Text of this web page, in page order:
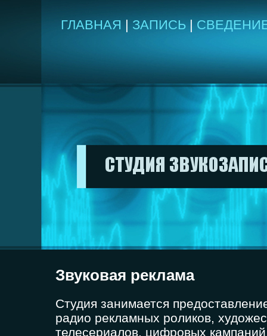
ГЛАВНАЯ |ЗАПИСЬ|
Звуковая реклама
Студия занимается
радио рекламных роликов,
телесериалов, цифровых